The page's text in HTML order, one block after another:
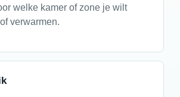
welke kamer of zone je wilt
verwarmen.